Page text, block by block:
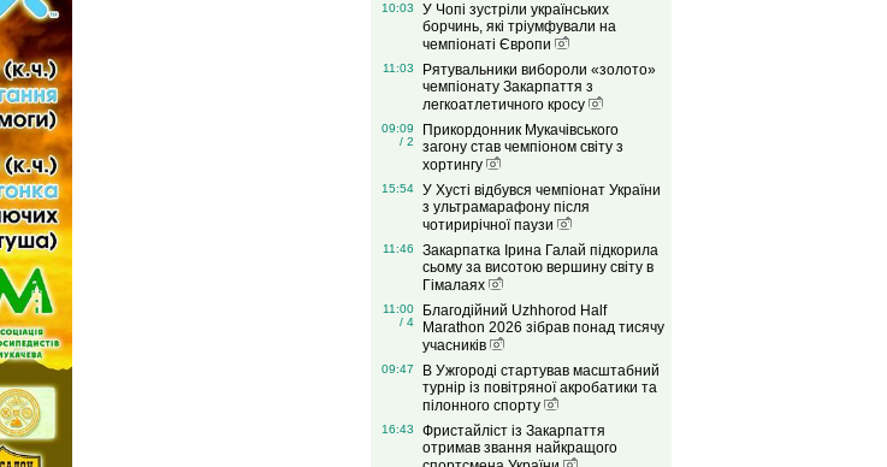
10:03
У Чопі зустріли українських
борчинь, які тріумфували на
чемпіонаті Європи
11:03
Рятувальники вибороли «золото»
чемпіонату Закарпаття з
легкоатлетичного кросу
09:09
/ 2
Прикордонник Мукачівського
загону став чемпіоном світу з
хортингу
15:54
У Хусті відбувся чемпіонат України
з ультрамарафону після
чотирирічної паузи
11:46
Закарпатка Ірина Галай підкорила
сьому за висотою вершину світу в
Гімалаях
11:00
/ 4
Благодійний Uzhhorod Half
Marathon 2026 зібрав понад тисячу
учасників
09:47
В Ужгороді стартував масштабний
турнір із повітряної акробатики та
пілонного спорту
16:43
Фристайліст із Закарпаття
отримав звання найкращого